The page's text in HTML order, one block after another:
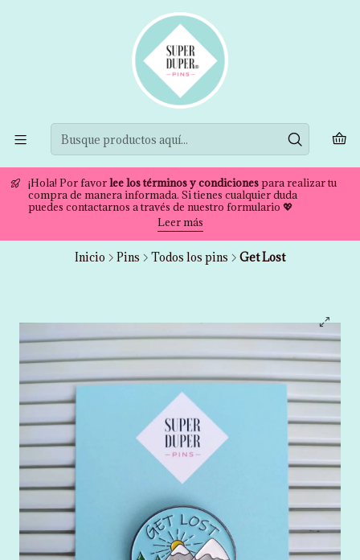
¡Hola! Por favorlee los términos y condicionespara realizar tu
compra de manera informada. Si tienes cualquier duda
puedes contactarnos a través de nuestro formulario 💖
Leer más
Inicio Pins Todos los pins Get Lost